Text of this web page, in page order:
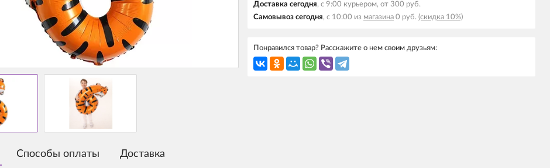
Доставка сегодня, с 9:00 курьером, от 300 руб.
Самовывоз сегодня, с 10:00 из магазина 0 руб. (скидка 10%)
Понравился товар? Расскажите о нем своим друзьям:
Способы оплаты Доставка